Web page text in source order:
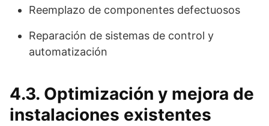
Reemplazo de componentes defectuosos
Reparación de sistemas de control y
automatización
4.3. Optimización y mejora de
instalaciones existentes